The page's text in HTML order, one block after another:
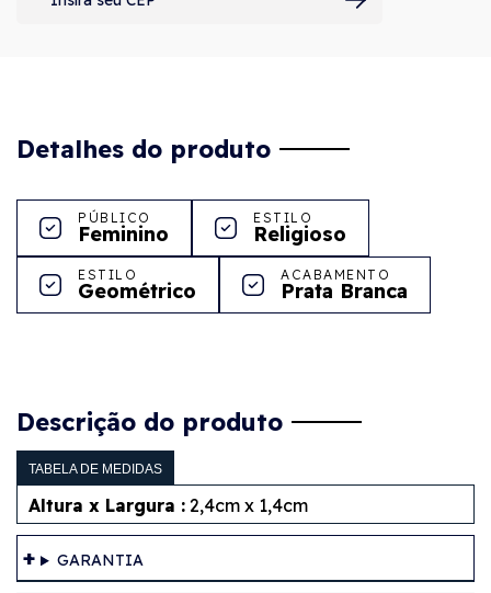
Detalhes do produto
PÚBLICO
Feminino
ESTILO
Religioso
ESTILO
Geométrico
ACABAMENTO
Prata Branca
Descrição do produto
TABELA DE MEDIDAS
Altura x Largura : 2,4cm x 1,4cm
GARANTIA